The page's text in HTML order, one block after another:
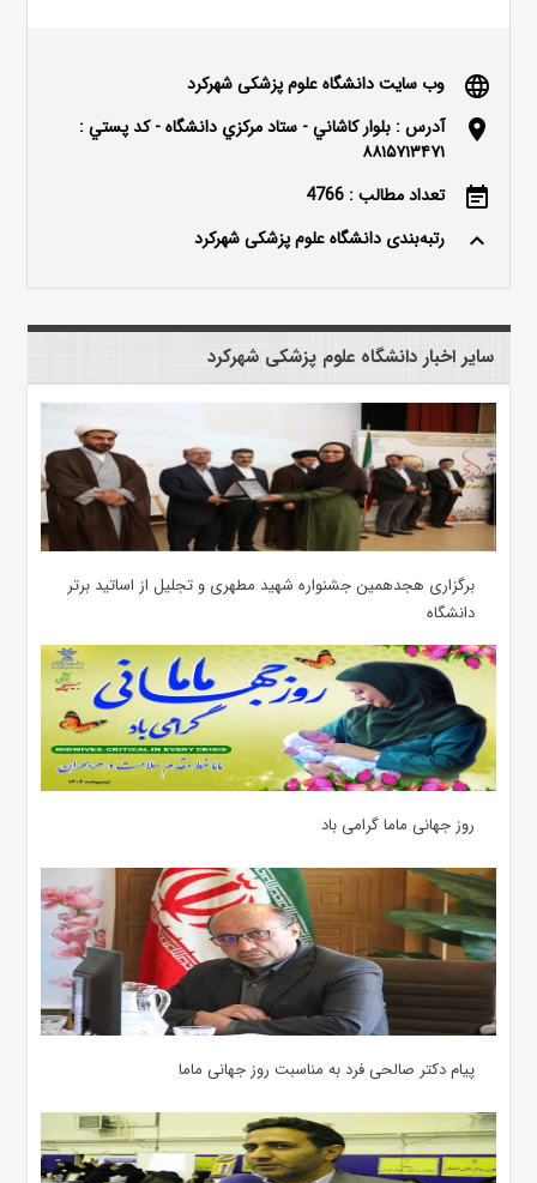
language وب سایت دانشگاه علوم پزشکی شهرکرد
location_on
آدرس : بلوار كاشاني - ستاد مركزي دانشگاه - كد پستي :
۸۸۱۵۷۱۳۴۷۱
event_note تعداد مطالب : 4766
keyboard_arrow_up رتبه‌بندی دانشگاه علوم پزشکی شهرکرد
سایر اخبار دانشگاه علوم پزشکی شهرکرد
برگزاری هجدهمین جشنواره شهید مطهری و تجلیل از اساتید برتر
دانشگاه
روز جهانی ماما گرامی باد
پیام دکتر صالحی فرد به مناسبت روز جهانی ماما